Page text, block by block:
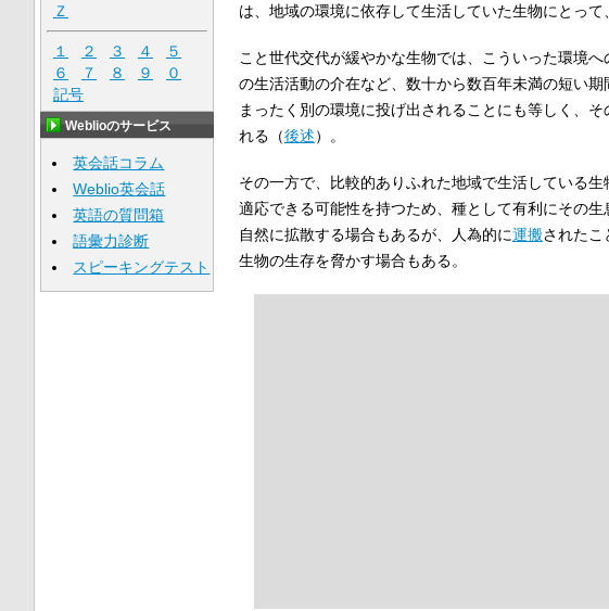
は、地域の環境に依存して生活していた生物にとって
こと世代交代が緩やかな生物では、こういった環境へ
の生活活動の介在など、数十から数百年未満の短い
まったく別の環境に投げ出されることにも等しく、
れる（後述）。
その一方で、比較的ありふれた地域で生活している
適応できる可能性を持つため、種として有利にその
自然に拡散する場合もあるが、人為的に運搬されたこ
生物の生存を脅かす場合もある。
Ｚ
１ ２ ３ ４
５
６
７ ８ ９
０
記号
Weblioのサービス
英会話コラム
Weblio英会話
英語の質問箱
語彙力診断
スピーキングテスト